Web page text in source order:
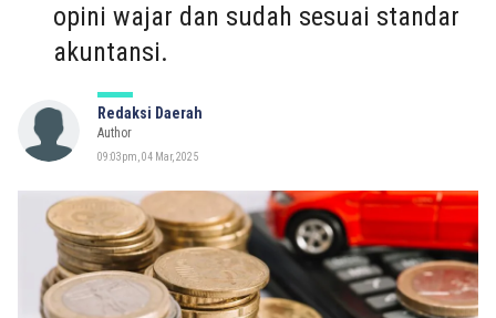
opini wajar dan sudah sesuai standar
akuntansi.
Redaksi Daerah
Author
09:03pm, 04 Mar, 2025